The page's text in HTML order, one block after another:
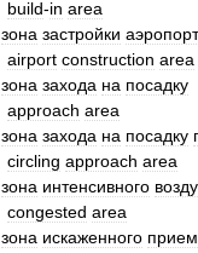
build-in area
зона застройки
airport construction area
зона захода на посадку
approach area
зона захода на посадку
circling approach area
зона интенсивного
congested area
зона искаженного